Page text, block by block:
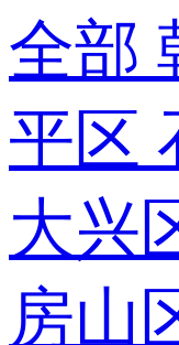
全部
平区
大兴
房山